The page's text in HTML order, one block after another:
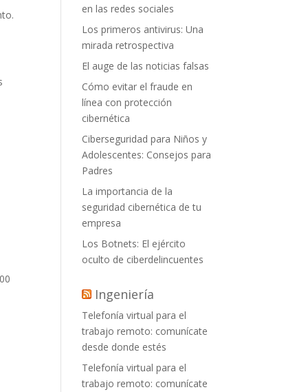
en las redes sociales
Los primeros antivirus: Una
mirada retrospectiva
El auge de las noticias falsas
Cómo evitar el fraude en
línea con protección
cibernética
Ciberseguridad para Niños y
Adolescentes: Consejos para
Padres
La importancia de la
seguridad cibernética de tu
empresa
Los Botnets: El ejército
oculto de ciberdelincuentes
Ingeniería
Telefonía virtual para el
trabajo remoto: comunícate
desde donde estés
Telefonía virtual para el
trabajo remoto: comunícate